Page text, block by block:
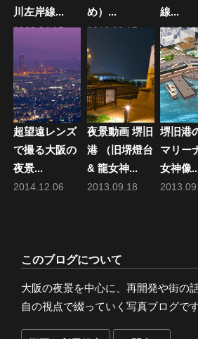
川左岸線...
2020.04.15
め）...
2016.09.17
線...
超望遠レンズ
で撮る大阪の
夜景...
2014.12.06
夜景動画 堺旧
港 （旧堺燈台
& 龍女神...
2013.09.18
堺旧港
マリー
女神像
このブログについて
大阪の夜景を中心に、再開発や街の
自の視点で綴っていく写真ブログです